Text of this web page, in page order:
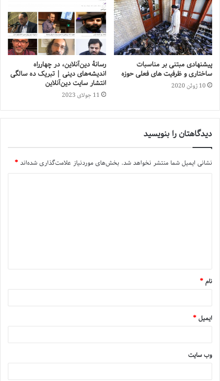
پیشنهادی مبتنی بر مناسبات
ساختاری و ظرفیت های فعلی حوزه
10 ژوئن 2020
رسانهٔ دین‌آنلاین، در چهارراه
اندیشه‌های دینی | تبریک ده سالگی
انتشار سایت دین‌آنلاین
11 جولای 2023
دیدگاهتان را بنویسید
نشانی ایمیل شما منتشر نخواهد شد. بخش‌های موردنیاز علامت‌گذاری شده‌اند*
نام*
ایمیل*
وب‌ سایت